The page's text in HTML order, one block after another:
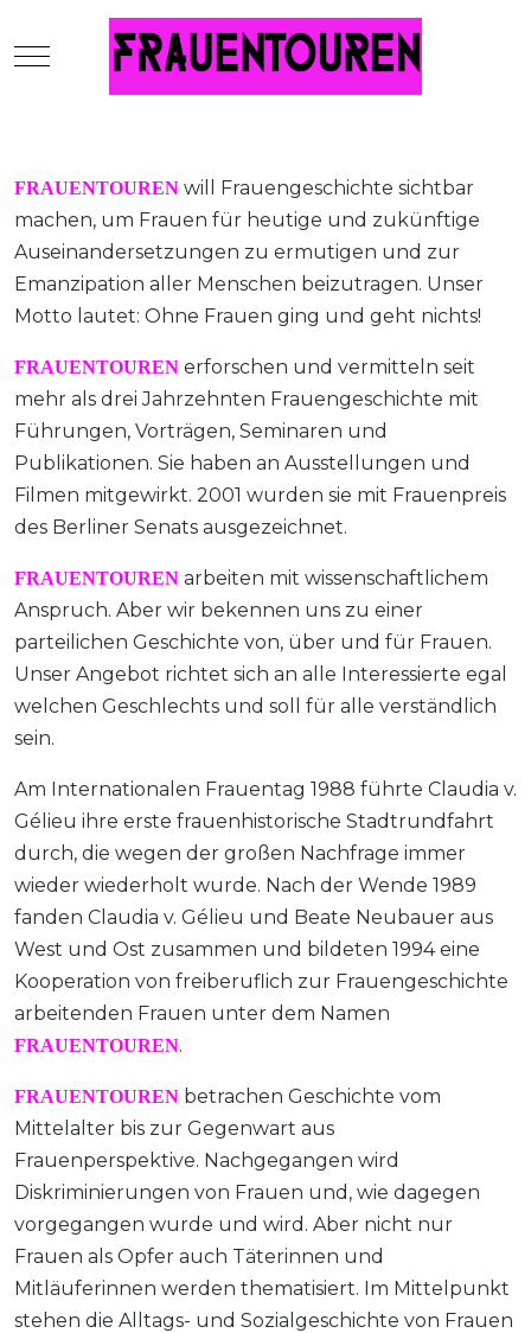
Mobile Menu Toggle
FRAUENTOUREN will Frauengeschichte sichtbar
machen, um Frauen für heutige und zukünftige
Auseinandersetzungen zu ermutigen und zur
Emanzipation aller Menschen beizutragen. Unser
Motto lautet: Ohne Frauen ging und geht nichts!
FRAUENTOUREN erforschen und vermitteln seit
mehr als drei Jahrzehnten Frauengeschichte mit
Führungen, Vorträgen, Seminaren und
Publikationen. Sie haben an Ausstellungen und
Filmen mitgewirkt. 2001 wurden sie mit Frauenpreis
des Berliner Senats ausgezeichnet.
FRAUENTOUREN arbeiten mit wissenschaftlichem
Anspruch. Aber wir bekennen uns zu einer
parteilichen Geschichte von, über und für Frauen.
Unser Angebot richtet sich an alle Interessierte egal
welchen Geschlechts und soll für alle verständlich
sein.
Am Internationalen Frauentag 1988 führte Claudia v.
Gélieu ihre erste frauenhistorische Stadtrundfahrt
durch, die wegen der großen Nachfrage immer
wieder wiederholt wurde. Nach der Wende 1989
fanden Claudia v. Gélieu und Beate Neubauer aus
West und Ost zusammen und bildeten 1994 eine
Kooperation von freiberuflich zur Frauengeschichte
arbeitenden Frauen unter dem Namen
FRAUENTOUREN.
FRAUENTOUREN betrachen Geschichte vom
Mittelalter bis zur Gegenwart aus
Frauenperspektive. Nachgegangen wird
Diskriminierungen von Frauen und, wie dagegen
vorgegangen wurde und wird. Aber nicht nur
Frauen als Opfer auch Täterinnen und
Mitläuferinnen werden thematisiert. Im Mittelpunkt
stehen die Alltags- und Sozialgeschichte von Frauen